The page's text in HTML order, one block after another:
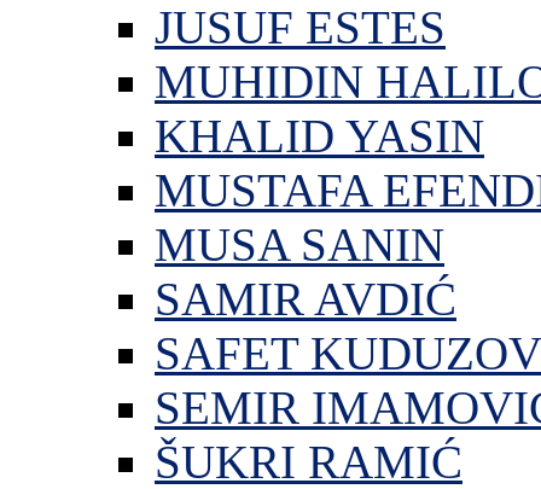
JUSUF ESTES
MUHIDIN
KHALID YASIN
MUSTAFA
MUSA SANIN
SAMIR AVDIĆ
SAFET
SEMIR
ŠUKRI RAMIĆ